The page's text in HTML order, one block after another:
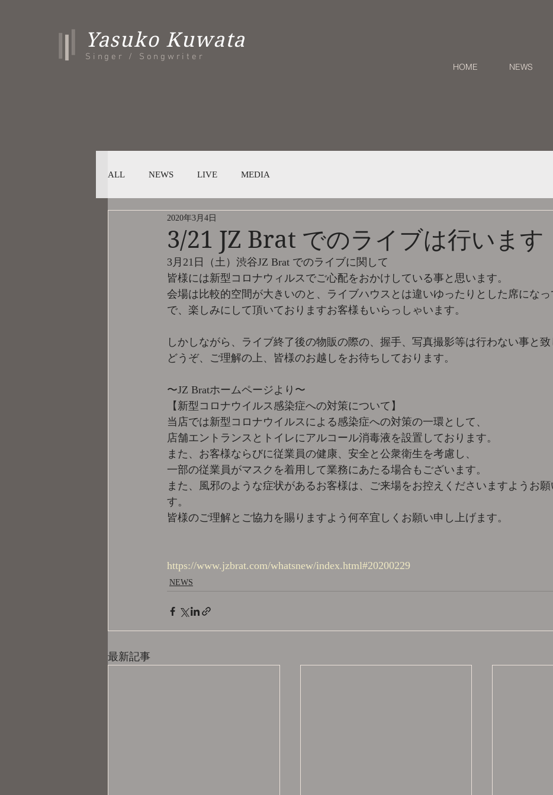
Yasuko Kuwata
Singer / Songwriter
HOME
NEWS
ALL NEWS LIVE MEDIA
3/21 JZ Brat でのライブは行います
2020年3月4日
3月21日（土）渋谷JZ Brat でのライブに関して
皆様には新型コロナウィルスでご心配をおかけしている事と思います。
会場は比較的空間が大きいのと、ライブハウスとは違いゆったりとした席にな
で、楽しみにして頂いておりますお客様もいらっしゃいます。
しかしながら、ライブ終了後の物販の際の、握手、写真撮影等は行わない事と致
どうぞ、ご理解の上、皆様のお越しをお待ちしております。
〜JZ Bratホームページより〜
【新型コロナウイルス感染症への対策について】
当店では新型コロナウイルスによる感染症への対策の一環として、
店舗エントランスとトイレにアルコール消毒液を設置しております。
また、お客様ならびに従業員の健康、安全と公衆衛生を考慮し、
一部の従業員がマスクを着用して業務にあたる場合もございます。
また、風邪のような症状があるお客様は、ご来場をお控えくださいますようお願
す。
皆様のご理解とご協力を賜りますよう何卒宜しくお願い申し上げます。
https://www.jzbrat.com/whatsnew/index.html#20200229
NEWS
最新記事